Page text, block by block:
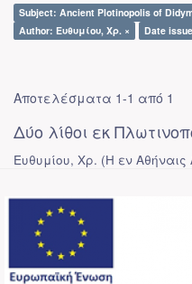
Subject: Ancient Plotinopolis of
Author: Ευθυμίου, Χρ. ×
Date
Αποτελέσματα 1-1 από 1
Δύο λίθοι εκ
Ευθυμίου, Χρ. (Η εν Αθήναις